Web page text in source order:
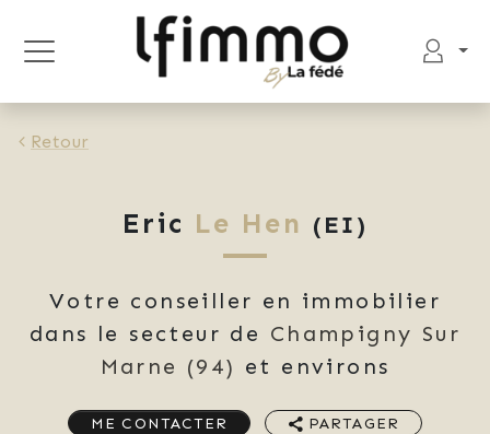
Retour
Eric Le Hen (EI)
Votre conseiller en immobilier
dans le secteur de Champigny Sur
Marne (94) et environs
ME CONTACTER PARTAGER